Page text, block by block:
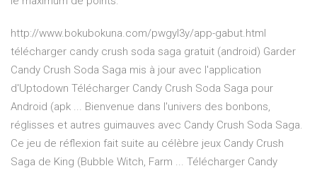
http://www.bokubokuna.com/pwgyl3y/app-gabut.html
télécharger candy crush soda saga gratuit (android) Garder
Candy Crush Soda Saga mis à jour avec l'application
d'Uptodown Télécharger Candy Crush Soda Saga pour
Android (apk ... Bienvenue dans l'univers des bonbons,
réglisses et autres guimauves avec Candy Crush Soda Saga.
Ce jeu de réflexion fait suite au célèbre jeux Candy Crush
Saga de King (Bubble Witch, Farm ... Télécharger Candy